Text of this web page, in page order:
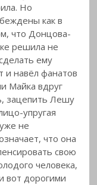
Но
как в
что Донцова-
решила не
ему
и навёл фанатов
Майка вдруг
зацепить Лешу
упругая
не
что она
свою
человека,
вот дорогими